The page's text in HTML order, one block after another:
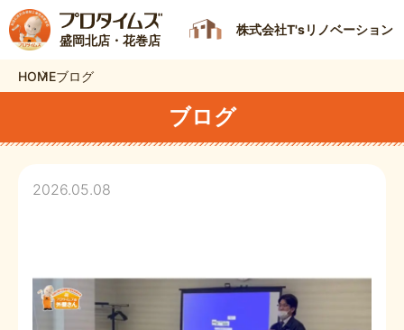
盛岡北店・花巻店
株式会社T'sリノベーション
HOMEブログ
ブログ
2026.05.08